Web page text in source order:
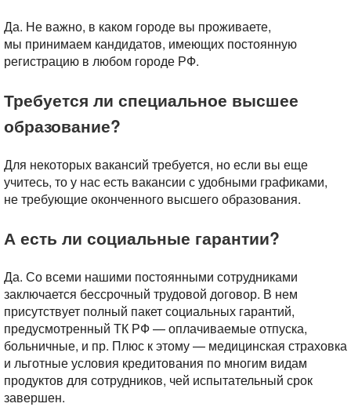
Да. Не важно, в каком городе вы проживаете,
мы принимаем кандидатов, имеющих постоянную
регистрацию в любом городе РФ.
Требуется ли специальное высшее
образование?
Для некоторых вакансий требуется, но если вы еще
учитесь, то у нас есть вакансии с удобными графиками,
не требующие оконченного высшего образования.
А есть ли социальные гарантии?
Да. Со всеми нашими постоянными сотрудниками
заключается бессрочный трудовой договор. В нем
присутствует полный пакет социальных гарантий,
предусмотренный ТК РФ — оплачиваемые отпуска,
больничные, и пр. Плюс к этому — медицинская страховка
и льготные условия кредитования по многим видам
продуктов для сотрудников, чей испытательный срок
завершен.